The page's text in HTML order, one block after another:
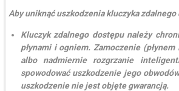
Aby uniknąć uszkodzenia kluczyka zdalnego
Kluczyk zdalnego dostępu należy
płynami i ogniem. Zamoczenie
albo nadmiernie rozgrzanie
spowodować uszkodzenie jego
uszkodzenie nie jest objęte gwarancją.